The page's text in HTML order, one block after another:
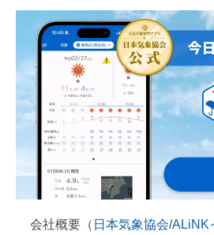
会社概要（ 日本気象協会/ALiNK